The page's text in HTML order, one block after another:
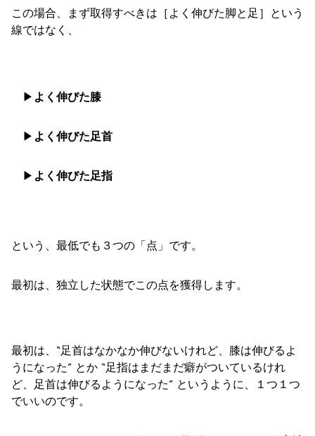
この場合、まず取得すべきは［よく伸びた脚と足］という
線ではなく、
▶︎ よく伸びた膝
▶︎ よく伸びた足首
▶︎ よく伸びた足指
という、最低でも３つの「点」です。
最初は、独立した状態でこの点を獲得します。
最初は、“足首はなかなか伸びないけれど、膝は伸びるよ
うになった” とか “足指はまだまだ癖がついているけれ
ど、足首は伸びるようになった” というように、１つ１つ
でいいのです。